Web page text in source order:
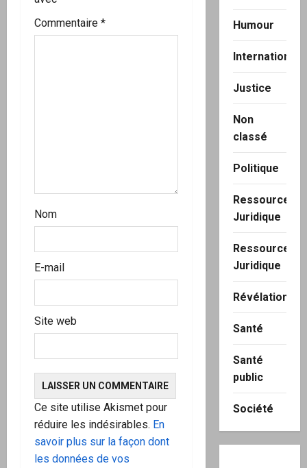
d
’
l
Commentaire *
Nom
E-mail
Site web
Ce site utilise Akismet pour
réduire les indésirables. En
savoir plus sur la façon dont
les données de vos
Humour
International
Justice
Non
classé
Politique
Ressource
Juridique
Ressource
Juridique
Révélation
Santé
Santé
public
Société